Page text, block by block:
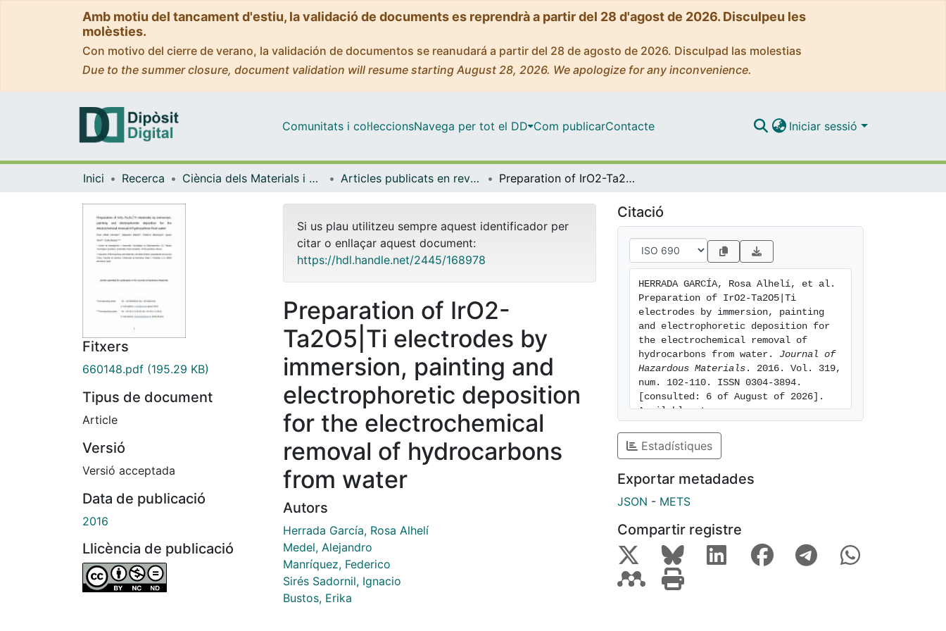
Amb motiu del tancament d'estiu, la validació de documents es reprendrà a partir del 28 d'agost de 2026. Disculpeu les
molèsties.
Con motivo del cierre de verano, la validación de documentos se reanudará a partir del 28 de agosto de 2026. Disculpad las molestias
Due to the summer closure, document validation will resume starting August 28, 2026. We apologize for any inconvenience.
Comunitats i col·leccionsNavega per tot el DD Com publicarContacte Iniciar sessió
Inici Recerca Ciència dels Materials i Química Física Articles publicats en revistes (Ciència dels Materials i Química Física) Preparation of IrO2-Ta2O5|Ti electrodes by immersion, painting and electrophoretic deposition for the electrochemical removal of hydrocarbons from water
Fitxers
660148.pdf (195.29 KB)
Tipus de document
Article
Versió
Versió acceptada
Data de publicació
2016
Llicència de publicació
Si us plau utilitzeu sempre aquest identificador per
citar o enllaçar aquest document:
https://hdl.handle.net/2445/168978
Preparation of IrO2-
Ta2O5|Ti electrodes by
immersion, painting and
electrophoretic deposition
for the electrochemical
removal of hydrocarbons
from water
Autors
Herrada García, Rosa Alhelí
Medel, Alejandro
Manríquez, Federico
Sirés Sadornil, Ignacio
Bustos, Erika
Citació
HERRADA GARCÍA, Rosa Alhelí, et al.
Preparation of IrO2-Ta2O5|Ti
electrodes by immersion, painting
and electrophoretic deposition for
the electrochemical removal of
hydrocarbons from water. Journal of
Hazardous Materials . 2016. Vol. 319,
num. 102-110. ISSN 0304-3894.
[consulted: 6 of August of 2026].
Available at:
Estadístiques
Exportar metadades
JSON - METS
Compartir registre